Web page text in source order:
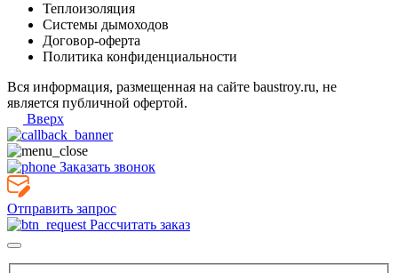
Теплоизоляция
Системы дымоходов
Договор-оферта
Политика конфиденциальности
Вся информация, размещенная на сайте baustroy.ru, не
является публичной офертой.
Вверх
Заказать звонок
Отправить запрос
Рассчитать заказ